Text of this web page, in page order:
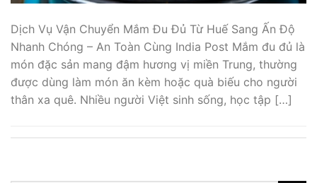
Dịch Vụ Vận Chuyển Mắm Đu Đủ Từ Huế Sang Ấn Độ
Nhanh Chóng – An Toàn Cùng India Post Mắm đu đủ là
món đặc sản mang đậm hương vị miền Trung, thường
được dùng làm món ăn kèm hoặc quà biếu cho người
thân xa quê. Nhiều người Việt sinh sống, học tập […]